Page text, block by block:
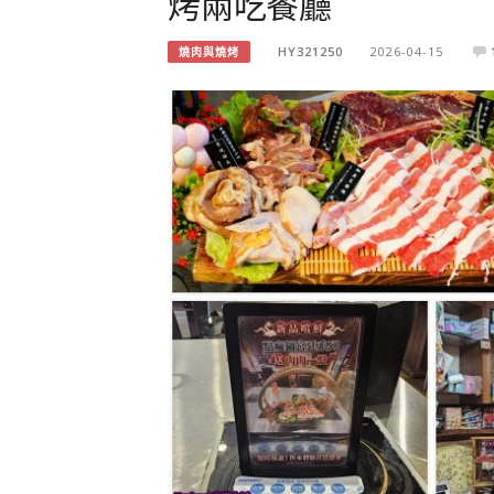
燒肉與燒烤 HY321250 2026-04-15